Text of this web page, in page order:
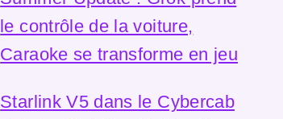
le contrôle de la voiture,
Caraoke se transforme en jeu
Starlink V5 dans le Cybercab